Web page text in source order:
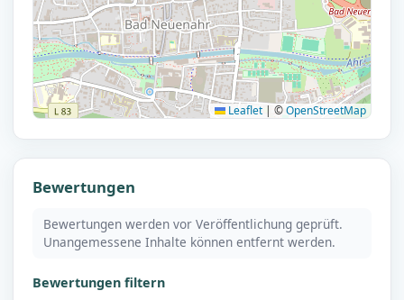
Leaflet | ©OpenStreetMap
Bewertungen
Bewertungen werden vor Veröffentlichung geprüft.
Unangemessene Inhalte können entfernt werden.
Bewertungen filtern